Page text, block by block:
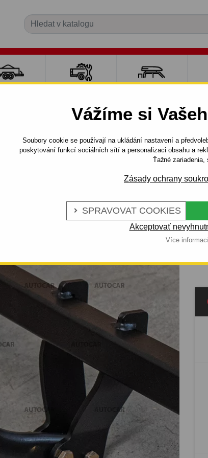
Vážíme si
Soubory cookie se používají na ukládání nastavení a
poskytování funkcí sociálních sítí a personalizaci obsahu a
Ťažné zariadenia,
Zásady ochrany
 SPRAVOVAT COOKIES
Akceptovať
Více
VOZÍKY
PRIMERA 4 dv.
1990 - 1996
PRIMERA - 4/5dv., (P 10) - šroubový systém - od 1990/
PRO NISSAN
(P 10) - ŠROUBOVÝ
06 DO 1996/09